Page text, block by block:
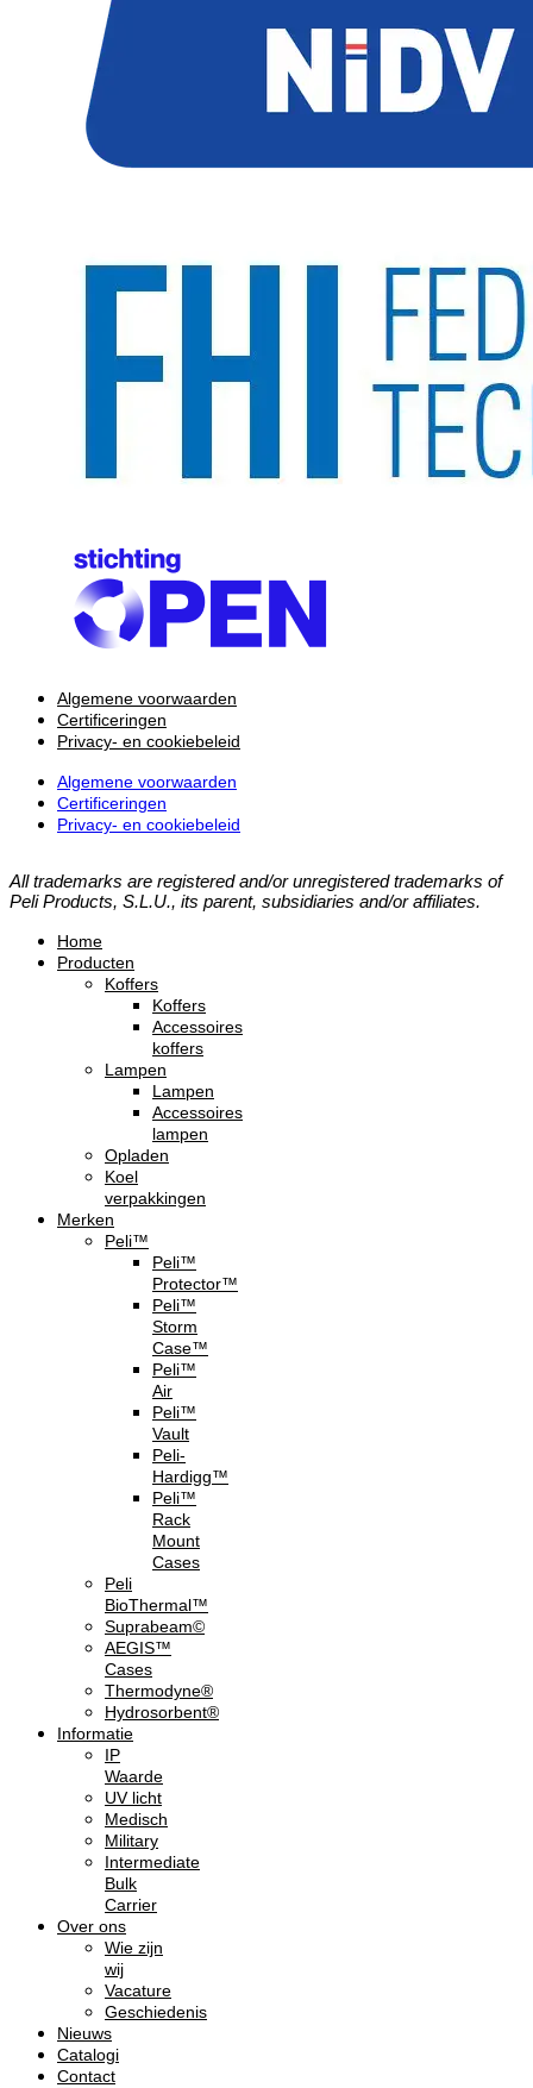
Algemene voorwaarden
Certificeringen
Privacy- en cookiebeleid
Algemene voorwaarden
Certificeringen
Privacy- en cookiebeleid
All trademarks are registered and/or unregistered trademarks of
Peli Products, S.L.U., its parent, subsidiaries and/or affiliates.
Home
Producten
Koffers
Koffers
Accessoires
koffers
Lampen
Lampen
Accessoires
lampen
Opladen
Koel
verpakkingen
Merken
Peli™
Peli™
Protector™
Peli™
Storm
Case™
Peli™
Air
Peli™
Vault
Peli-
Hardigg™
Peli™
Rack
Mount
Cases
Peli
BioThermal™
Suprabeam©
AEGIS™
Cases
Thermodyne®
Hydrosorbent®
Informatie
IP
Waarde
UV licht
Medisch
Military
Intermediate
Bulk
Carrier
Over ons
Wie zijn
wij
Vacature
Geschiedenis
Nieuws
Catalogi
Contact